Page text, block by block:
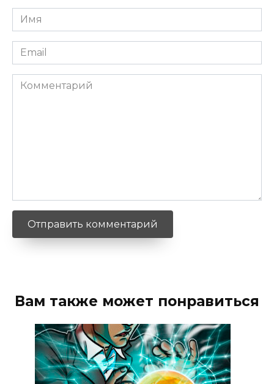
Имя
*
Email
*
Комментарий
Вам также может понравиться